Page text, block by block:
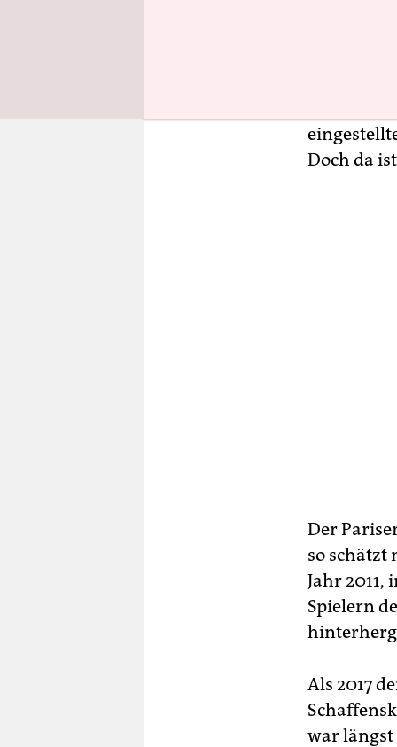
Doch da
Der
so schätzt
Jahr 2011,
Spielern
Als 2017
war längst